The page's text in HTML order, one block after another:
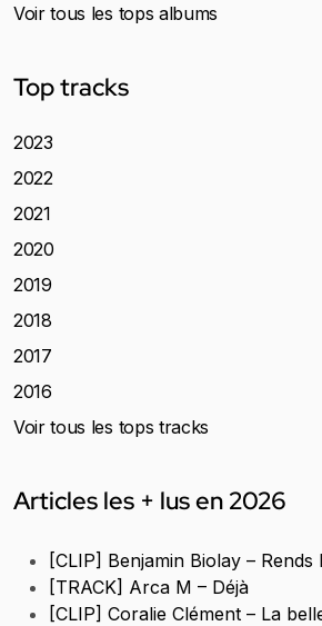
Voir tous les tops albums
Top tracks
2023
2022
2021
2020
2019
2018
2017
2016
Voir tous les tops tracks
Articles les + lus en 2026
[CLIP] Benjamin Biolay – Rends
[TRACK] Arca M – Déjà
[CLIP] Coralie Clément – La